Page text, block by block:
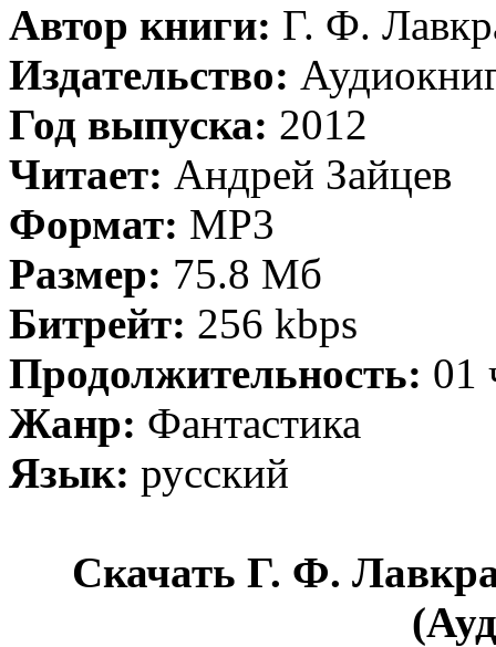
Автор книги: Г. Ф.
Издательство:
Год выпуска: 2012
Читает: Андрей Зайцев
Формат: MP3
Размер: 75.8 Мб
Битрейт: 256 kbps
Продолжительность: 01
Жанр: Фантастика
Язык: русский
Скачать Г. Ф.